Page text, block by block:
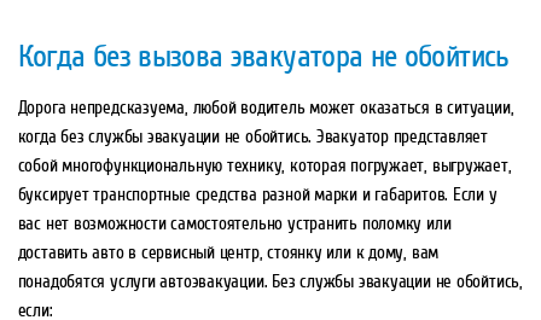
Когда без вызова эвакуатора не обойтись
Дорога непредсказуема, любой водитель может оказаться в ситуации,
когда без службы эвакуации не обойтись. Эвакуатор представляет
собой многофункциональную технику, которая погружает, выгружает,
буксирует транспортные средства разной марки и габаритов. Если у
вас нет возможности самостоятельно устранить поломку или
доставить авто в сервисный центр, стоянку или к дому, вам
понадобятся услуги автоэвакуации. Без службы эвакуации не обойтись,
если: